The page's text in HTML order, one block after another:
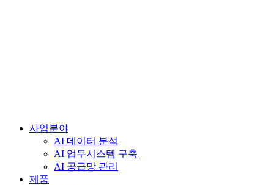
사업분야
AI 데이터 분석
AI 업무시스템 구축
AI 공급망 관리
제품